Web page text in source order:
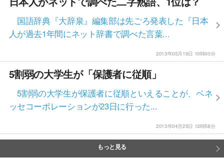
国語辞典『大辞泉』編集部は先ごろ発表した『日本
人が過去1年間にネット辞書で調べた言葉...
2013年05月19日 10時00分
5割弱の大学生が「保護者に従順」
5割弱の大学生が保護者に従順といえることが、ベネ
ッセコーポレーションが23日に行った...
2013年04月25日 13時58分
もっと見る